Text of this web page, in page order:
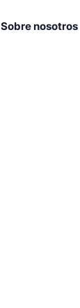
Sobre nosotros